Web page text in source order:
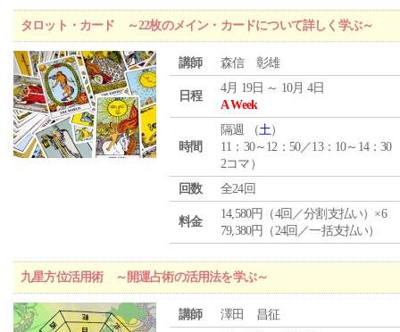
タロット・カード ～22枚のメイン・カードについて詳しく学ぶ～
講師 森信 彰雄
日程
4月 19日 ～ 10月 4日
A Week
時間
隔週 （土）
11：30～12：50／13：10～14：30
2コマ）
回数
全24回
料金
14,580円（4回／分割支払い）×6
79,380円（24回／一括支払い）
九星方位活用術 ～開運占術の活用法を学ぶ～
講師 澤田 昌征